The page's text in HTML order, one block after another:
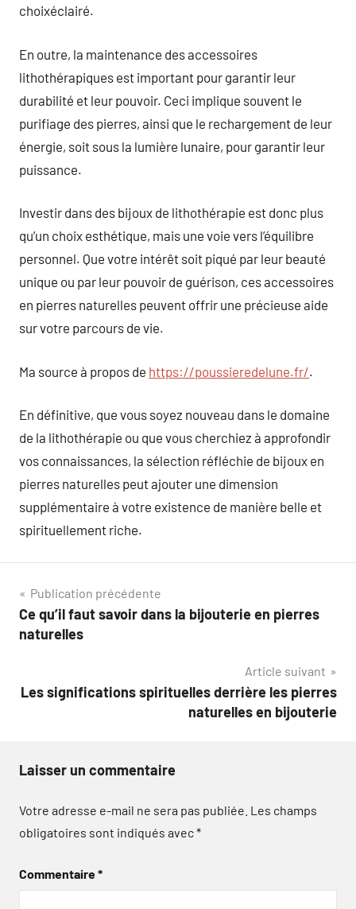
choixéclairé.
En outre, la maintenance des accessoires
lithothérapiques est important pour garantir leur
durabilité et leur pouvoir. Ceci implique souvent le
purifiage des pierres, ainsi que le rechargement de leur
énergie, soit sous la lumière lunaire, pour garantir leur
puissance.
Investir dans des bijoux de lithothérapie est donc plus
qu’un choix esthétique, mais une voie vers l’équilibre
personnel. Que votre intérêt soit piqué par leur beauté
unique ou par leur pouvoir de guérison, ces accessoires
en pierres naturelles peuvent offrir une précieuse aide
sur votre parcours de vie.
Ma source à propos de https://poussieredelune.fr/.
En définitive, que vous soyez nouveau dans le domaine
de la lithothérapie ou que vous cherchiez à approfondir
vos connaissances, la sélection réfléchie de bijoux en
pierres naturelles peut ajouter une dimension
supplémentaire à votre existence de manière belle et
spirituellement riche.
Navigation
de
Publication précédente
Ce qu’il faut savoir dans la bijouterie en pierres
naturelles
Article suivant
Les significations spirituelles derrière les pierres
naturelles en bijouterie
Laisser un commentaire
Votre adresse e-mail ne sera pas publiée. Les champs
obligatoires sont indiqués avec*
Commentaire*